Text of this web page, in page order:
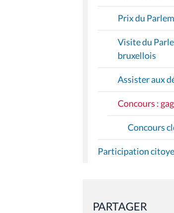
Prix du
Visite du
bruxellois
Assister aux
Concours :
Concours
Participation
PARTAGER